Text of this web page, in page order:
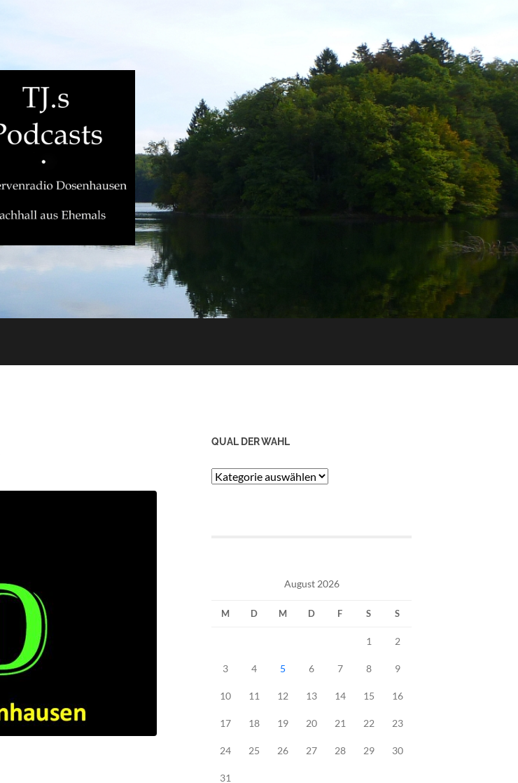
QUAL DER WAHL
Qual
August 2026
M D M D F S S
1 2
3 4 5 6 7 8 9
10 11 12 13 14 15 16
17 18 19 20 21 22 23
24 25 26 27 28 29 30
31